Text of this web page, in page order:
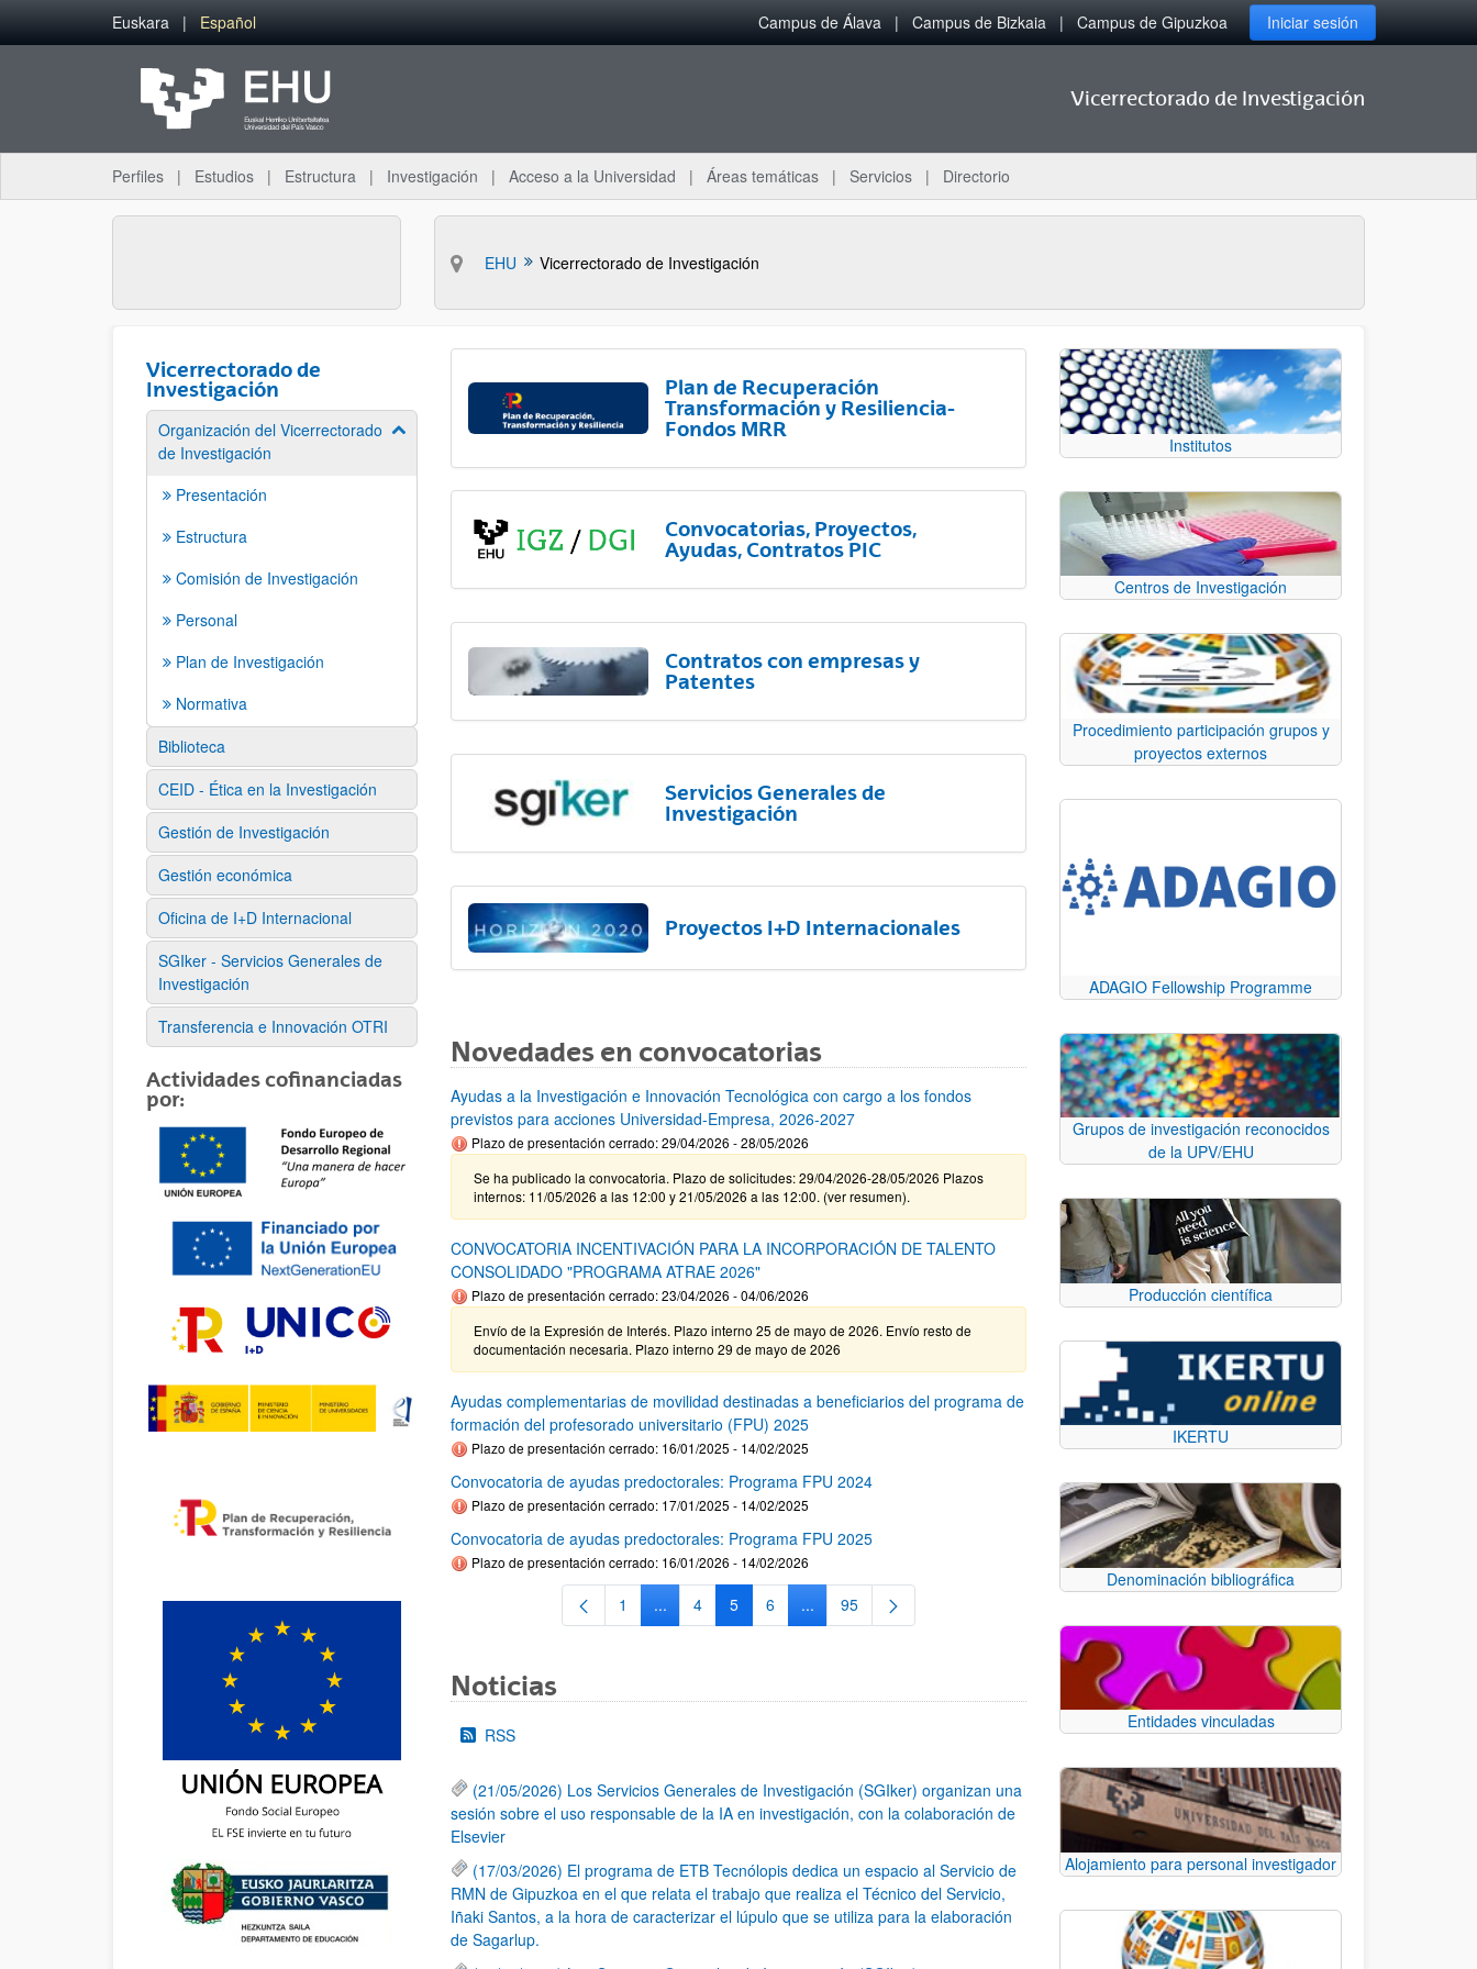
Saltar al contenido principal
Euskara Español Campus de Álava Campus de Bizkaia Campus de Gipuzkoa Iniciar sesión
Vicerrectorado de Investigación
Perfiles Estudios Estructura Investigación Acceso a la Universidad Áreas temáticas Servicios Directorio
EHU Vicerrectorado de Investigación
Vicerrectorado de
Investigación
Organización del Vicerrectorado
de Investigación
Mostrar/ocultar subpáginas
Presentación
Estructura
Comisión de Investigación
Personal
Plan de Investigación
Normativa
Biblioteca
CEID - Ética en la Investigación
Gestión de Investigación
Gestión económica
Oficina de I+D Internacional
SGIker - Servicios Generales de
Investigación
Transferencia e Innovación OTRI
Actividades cofinanciadas
por:
Plan de Recuperación
Transformación y Resiliencia-
Fondos MRR
Convocatorias, Proyectos,
Ayudas, Contratos PIC
Contratos con empresas y
Patentes
Servicios Generales de
Investigación
Proyectos I+D Internacionales
Novedades en convocatorias
Ayudas a la Investigación e Innovación Tecnológica con cargo a los fondos
previstos para acciones Universidad-Empresa, 2026-2027
Plazo de presentación cerrado: 29/04/2026 - 28/05/2026
Se ha publicado la convocatoria. Plazo de solicitudes: 29/04/2026-28/05/2026 Plazos
internos: 11/05/2026 a las 12:00 y 21/05/2026 a las 12:00. (ver resumen).
CONVOCATORIA INCENTIVACIÓN PARA LA INCORPORACIÓN DE TALENTO
CONSOLIDADO "PROGRAMA ATRAE 2026"
Plazo de presentación cerrado: 23/04/2026 - 04/06/2026
Envío de la Expresión de Interés. Plazo interno 25 de mayo de 2026. Envío resto de
documentación necesaria. Plazo interno 29 de mayo de 2026
Ayudas complementarias de movilidad destinadas a beneficiarios del programa de
formación del profesorado universitario (FPU) 2025
Plazo de presentación cerrado: 16/01/2025 - 14/02/2025
Convocatoria de ayudas predoctorales: Programa FPU 2024
Plazo de presentación cerrado: 17/01/2025 - 14/02/2025
Convocatoria de ayudas predoctorales: Programa FPU 2025
Plazo de presentación cerrado: 16/01/2026 - 14/02/2026
Página
1 ...Páginas intermedias Use TAB para desplazarse.
Página
4 Página
5 Página
6 ...Páginas intermedias Use TAB para desplazarse.
Página
95
Noticias
RSS
(21/05/2026) Los Servicios Generales de Investigación (SGIker) organizan una
sesión sobre el uso responsable de la IA en investigación, con la colaboración de
Elsevier
(17/03/2026) El programa de ETB Tecnólopis dedica un espacio al Servicio de
RMN de Gipuzkoa en el que relata el trabajo que realiza el Técnico del Servicio,
Iñaki Santos, a la hora de caracterizar el lúpulo que se utiliza para la elaboración
de Sagarlup.
Institutos
Centros de Investigación
Procedimiento participación grupos y
proyectos externos
ADAGIO Fellowship Programme
Grupos de investigación reconocidos
de la UPV/EHU
Producción científica
IKERTU
Denominación bibliográfica
Entidades vinculadas
Alojamiento para personal investigador